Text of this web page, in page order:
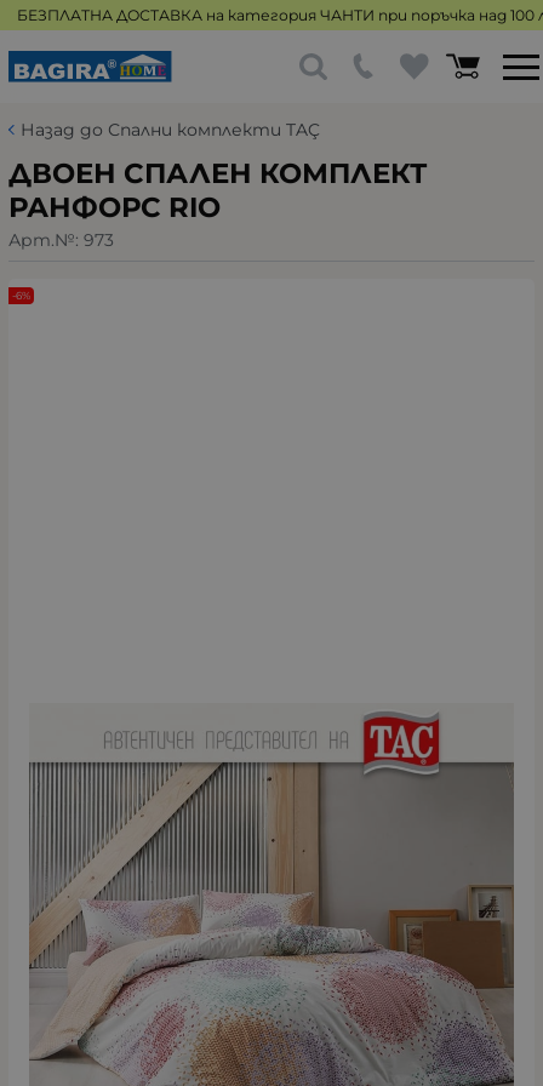
БЕЗПЛАТНА ДОСТАВКА на категория ЧАНТИ при поръчка над 100
Назад до Спални комплекти TAÇ
ДВОЕН СПАЛЕН КОМПЛЕКТ
РАНФОРС RIO
Арт.№: 973
-6%